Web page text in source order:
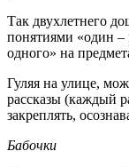
Так двухлетнего
понятиями «один
одного» на
Гуляя на улице,
рассказы (каждый
закреплять,
Бабочки